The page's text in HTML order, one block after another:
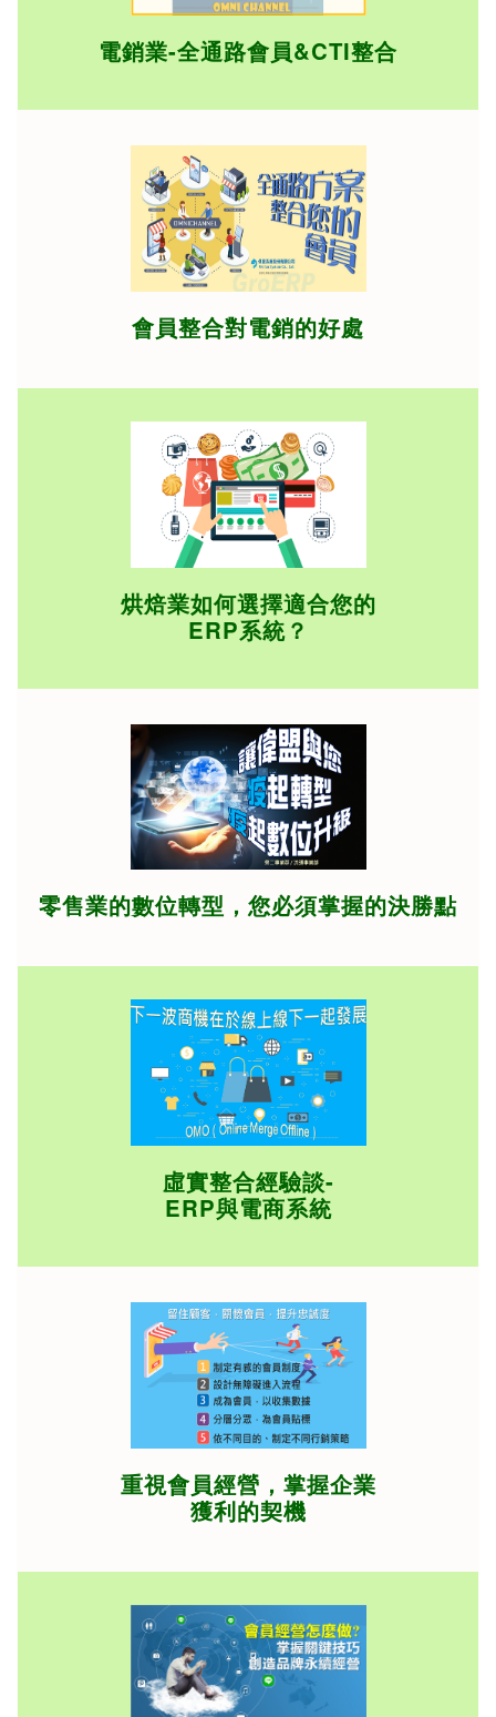
電銷業-全通路會員&CTI整合
會員整合對電銷的好處
烘焙業如何選擇適合您的
ERP系統？
零售業的數位轉型，您必須掌握的決勝點
虛實整合經驗談-
ERP與電商系統
重視會員經營，掌握企業
獲利的契機